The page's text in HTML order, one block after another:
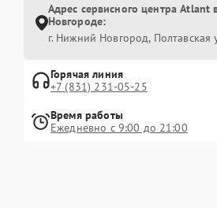
Адрес сервисного центра
Новгороде:
г. Нижний Новгород, Полтавская
Горячая линия
+7 (831) 231-05-25
Время работы
Ежедневно с 9:00 до 21:00